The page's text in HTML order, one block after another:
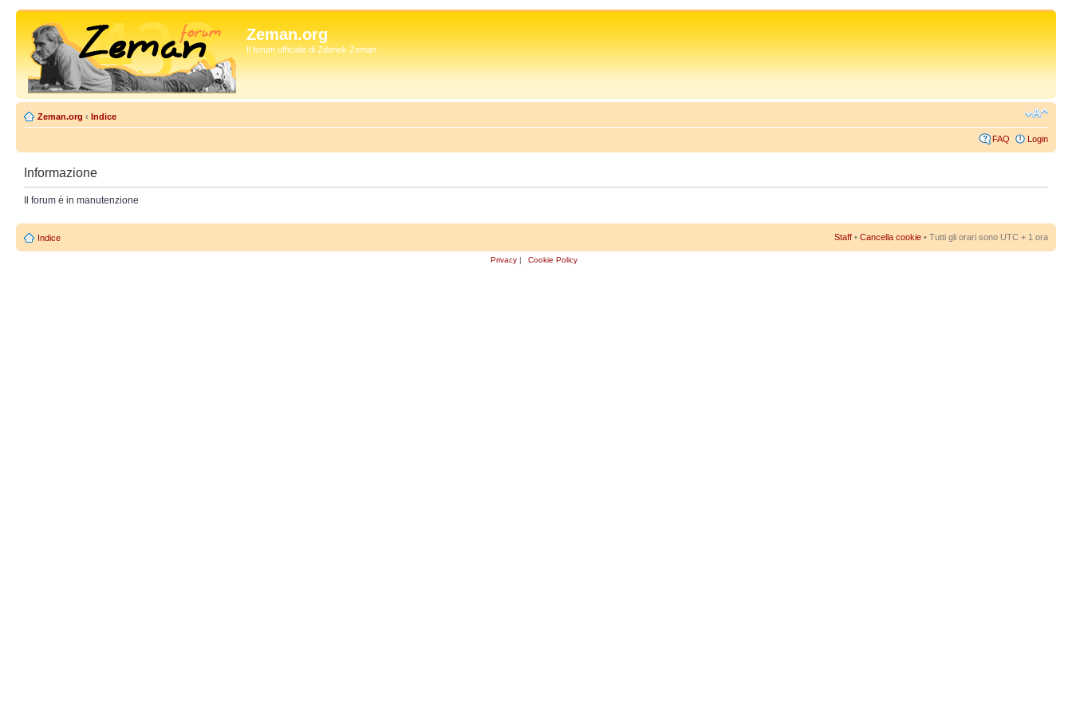
Zeman.org
Il forum ufficiale di Zdenek Zeman
Zeman.org ‹ Indice
FAQ Login
Informazione
Il forum è in manutenzione
Indice Staff • Cancella cookie • Tutti gli orari sono UTC + 1 ora
Privacy | Cookie Policy